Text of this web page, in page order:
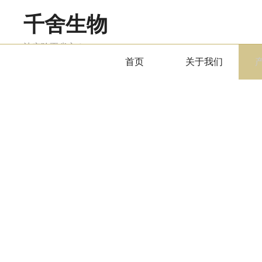
千舍生物
让实验更省心！
首页
关于我们